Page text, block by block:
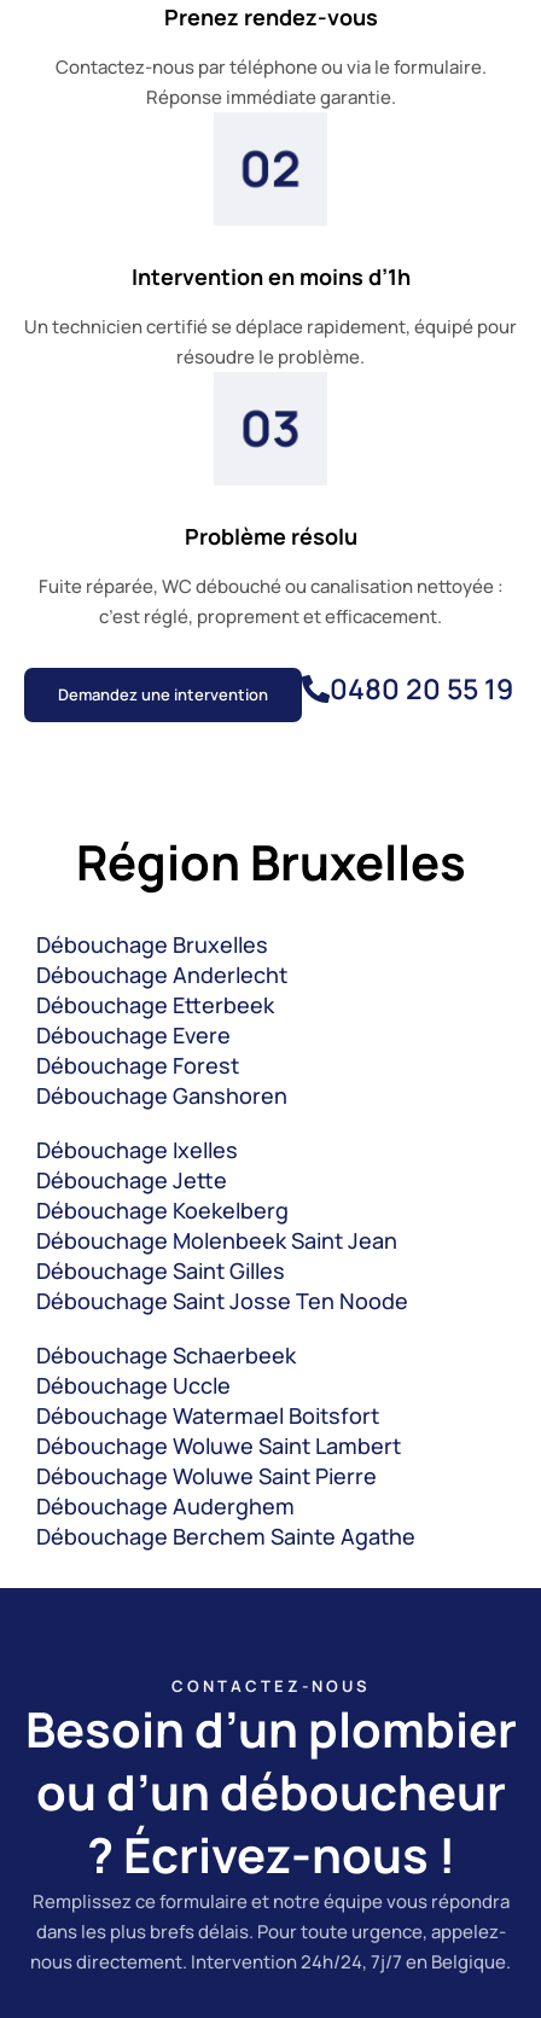
Prenez rendez-vous
Contactez-nous par téléphone ou via le formulaire.
Réponse immédiate garantie.
Intervention en moins d’1h
Un technicien certifié se déplace rapidement, équipé pour
résoudre le problème.
Problème résolu
Fuite réparée, WC débouché ou canalisation nettoyée :
c’est réglé, proprement et efficacement.
Demandez une intervention 0480 20 55 19
Région Bruxelles
Débouchage Bruxelles
Débouchage Anderlecht
Débouchage Etterbeek
Débouchage Evere
Débouchage Forest
Débouchage Ganshoren
Débouchage Ixelles
Débouchage Jette
Débouchage Koekelberg
Débouchage Molenbeek Saint Jean
Débouchage Saint Gilles
Débouchage Saint Josse Ten Noode
Débouchage Schaerbeek
Débouchage Uccle
Débouchage Watermael Boitsfort
Débouchage Woluwe Saint Lambert
Débouchage Woluwe Saint Pierre
Débouchage Auderghem
Débouchage Berchem Sainte Agathe
CONTACTEZ-NOUS
Besoin d’un plombier
ou d’un déboucheur
? Écrivez-nous !
Remplissez ce formulaire et notre équipe vous répondra
dans les plus brefs délais. Pour toute urgence, appelez-
nous directement. Intervention 24h/24, 7j/7 en Belgique.